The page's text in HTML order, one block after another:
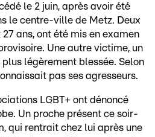
le 2 juin, après avoir été
le centre-ville de Metz. Deux
ans, ont été mis en examen
Une autre victime, un
plus légèrement blessée. Selon
pas ses agresseurs.
LGBT+ ont dénoncé
Un proche présent ce soir-
qui rentrait chez lui après une